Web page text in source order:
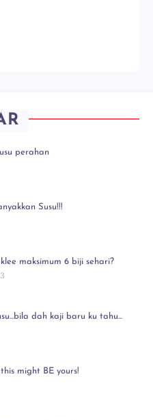
perahan
Susu!!!
maksimum 6 biji sehari?
dah kaji baru ku tahu...
might BE yours!